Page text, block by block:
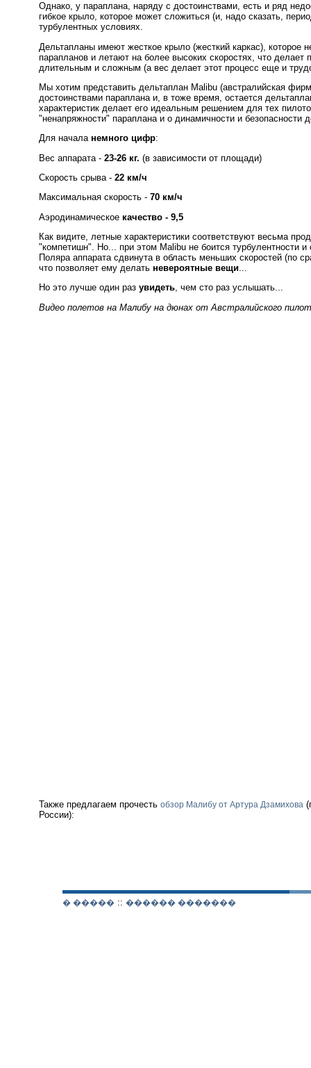
Однако, у параплана, наряду с достоинствами, есть и ряд
гибкое крыло, которое может сложиться (и, надо сказать,
турбулентных условиях.
Дельтапланы имеют жесткое крыло (жесткий каркас), которое
парапланов и летают на более высоких скоростях, что делает
длительным и сложным (а вес делает этот процесс еще и
Мы хотим представить дельтаплан Malibu (австралийская
достоинствами параплана и, в тоже время, остается
характеристик делает его идеальным решением для тех
"ненапряжности" параплана и о динамичности и безопасности
Для начала немного цифр:
Вес аппарата - 23-26 кг. (в зависимости от площади)
Скорость срыва - 22 км/ч
Максимальная скорость - 70 км/ч
Аэродинамическое качество - 9,5
Как видите, летные характеристики соответствуют весьма
"компетишн". Но... при этом Malibu не боится турбулентности
Поляра аппарата сдвинута в область меньших скоростей (по
что позволяет ему делать невероятные вещи...
Но это лучше один раз увидеть, чем сто раз услышать...
Видео полетов на Малибу на дюнах от Австралийского
Также предлагаем прочесть обзор Малибу от Артура Дзамихова
России):
� ����� :: ������ �������